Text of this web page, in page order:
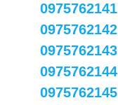
0975762141
0975762142
0975762143
0975762144
0975762145